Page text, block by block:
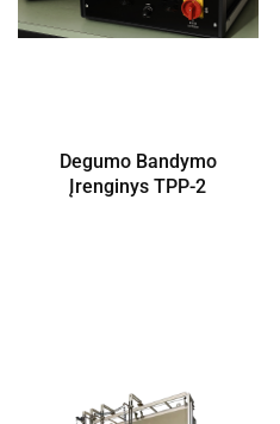
Degumo Bandymo
Įrenginys TPP-2